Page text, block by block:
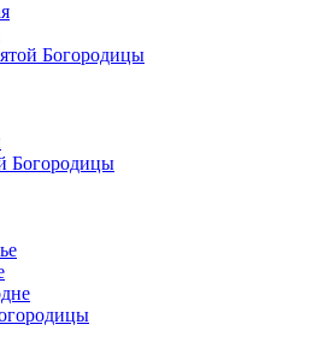
Богородицы
Богородицы